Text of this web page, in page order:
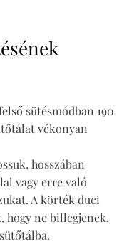
sütésmódban 190
vékonyan
hosszában
vagy erre való
A körték duci
hogy ne billegjenek,